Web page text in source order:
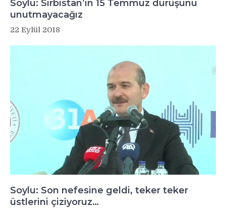
Soylu: Sırbistan’ın 15 Temmuz duruşunu
unutmayacağız
22 Eylül 2018
Soylu: Son nefesine geldi, teker teker
üstlerini çiziyoruz…